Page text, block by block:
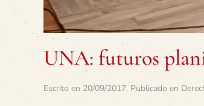
UNA: futuros
Escrito en 20/09/2017. Publicado en